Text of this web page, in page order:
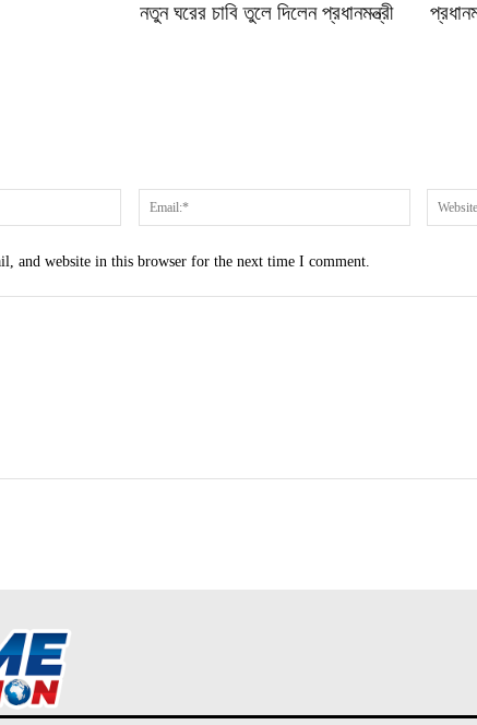
নতুন ঘরের চাবি তুলে দিলেন প্রধানমন্ত্রী
Name:* Email:*
and website in this browser for the next time I comment.